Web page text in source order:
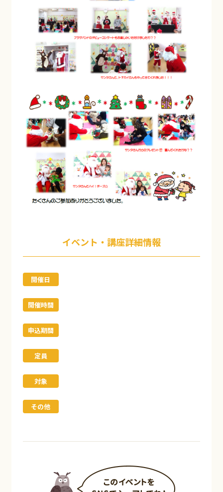
イベント・講座詳細情報
開催日
開催時間
申込期間
定員
対象
その他